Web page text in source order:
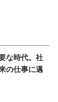
な時代。社
の仕事に邁